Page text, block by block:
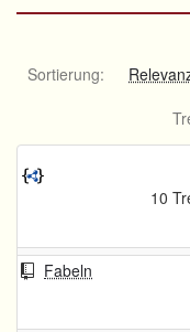
Sortierung:
10
Fabeln